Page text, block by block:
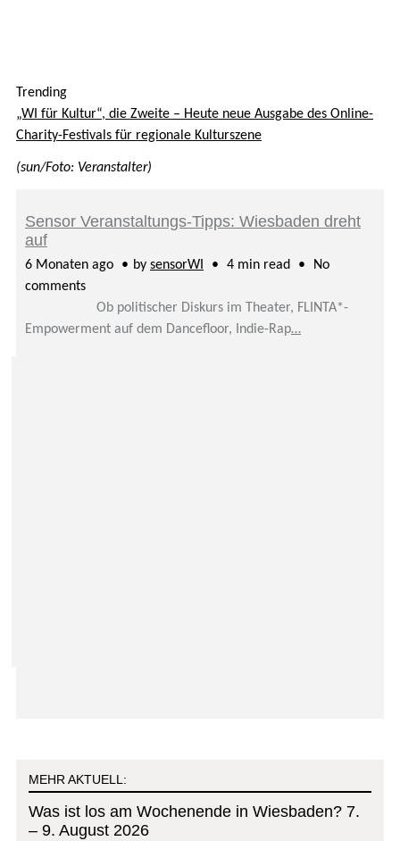
Trending
„WI für Kultur“, die Zweite – Heute neue Ausgabe des Online-
Charity-Festivals für regionale Kulturszene
(sun/Foto: Veranstalter)
Sensor Veranstaltungs-Tipps: Wiesbaden dreht
auf
6 Monaten ago by sensorWI 4 min read
No
comments
Ob politischer Diskurs im Theater, FLINTA*-
Empowerment auf dem Dancefloor, Indie-Rap…
MEHR AKTUELL:
Was ist los am Wochenende in Wiesbaden? 7.
– 9. August 2026